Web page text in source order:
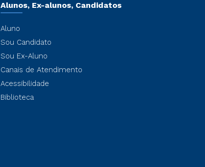
Alunos, Ex-alunos, Candidatos
Aluno
Sou Candidato
Sou Ex-Aluno
Canais de Atendimento
Acessibilidade
Biblioteca